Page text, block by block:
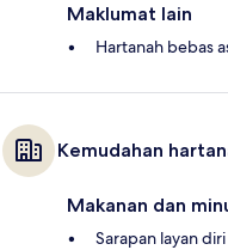
Maklumat lain
Hartanah bebas
Kemudahan
Makanan dan
Sarapan layan